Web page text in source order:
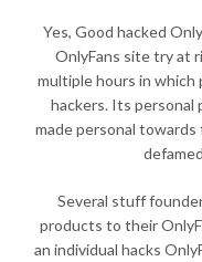
Yes, Good hacked
OnlyFans site try at
multiple hours in which
hackers. Its personal
made personal
Several stuff
products to their
an individual hacks